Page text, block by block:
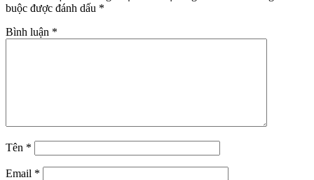
buộc được đánh dấu *
Bình luận *
Tên *
Email *